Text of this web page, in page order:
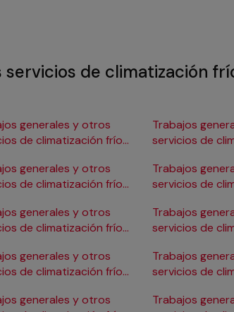
de climatización
generales y otros
de climatización frío
generales y otros
de climatización frío
generales y otros
de climatización frío
generales y otros
de climatización frío
generales y otros
Trabajos
servicios de
Trabajos
servicios de
Trabajos
servicios de
Trabajos
servicios de
Trabajos